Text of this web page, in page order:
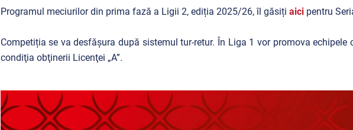
Programul meciurilor din prima fază a Ligii 2, ediția 2025/26, îl găsiți aici pentru
Competiția se va desfășura după sistemul tur-retur. În Liga 1 vor promova echipele
condiţia obţinerii Licenţei „A”.